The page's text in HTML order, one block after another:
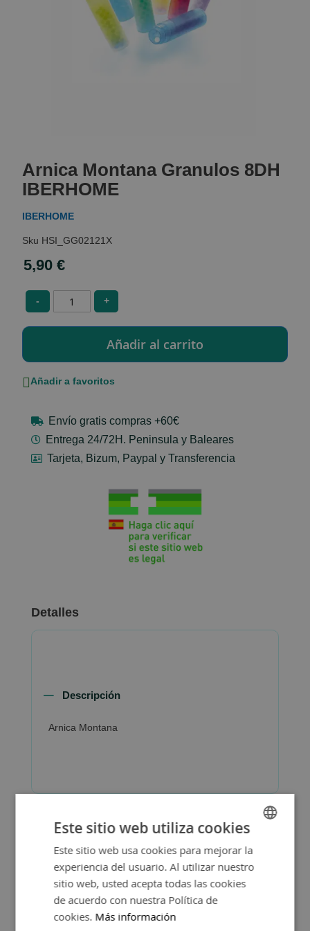
the
beginning
of
the
gallery
Arnica Montana Granulos 8DH
IBERHOME
IBERHOME
HSI_GG02121X
5,90 €
- +
Añadir a favoritos
Envío gratis compras +60€
Entrega 24/72H. Peninsula y Baleares
Tarjeta, Bizum, Paypal y Transferencia
Detalles
Descripción
Arnica Montana
SPANISH
ENGLISH
Este sitio web utiliza cookies
Este sitio web usa cookies para mejorar la
experiencia del usuario. Al utilizar nuestro
sitio web, usted acepta todas las cookies
de acuerdo con nuestra Política de
cookies. Más información